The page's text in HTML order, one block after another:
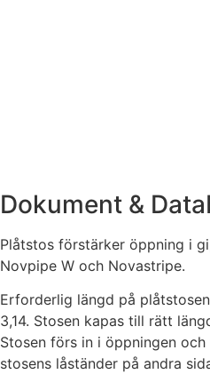
Dokument &
Plåtstos förstärker öppning i
Novpipe W och Novastripe.
Erforderlig längd på
3,14. Stosen kapas till rätt
Stosen förs in i öppningen
stosens låständer på andra